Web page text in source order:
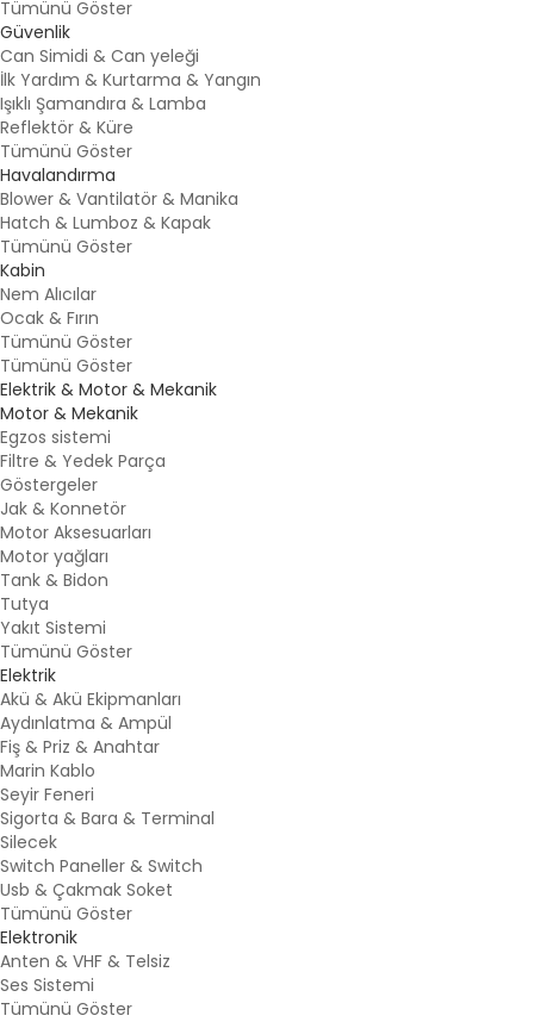
Tümünü Göster
Güvenlik
Can Simidi & Can yeleği
İlk Yardım & Kurtarma & Yangın
Işıklı Şamandıra & Lamba
Reflektör & Küre
Tümünü Göster
Havalandırma
Blower & Vantilatör & Manika
Hatch & Lumboz & Kapak
Tümünü Göster
Kabin
Nem Alıcılar
Ocak & Fırın
Tümünü Göster
Tümünü Göster
Elektrik & Motor & Mekanik
Motor & Mekanik
Egzos sistemi
Filtre & Yedek Parça
Göstergeler
Jak & Konnetör
Motor Aksesuarları
Motor yağları
Tank & Bidon
Tutya
Yakıt Sistemi
Tümünü Göster
Elektrik
Akü & Akü Ekipmanları
Aydınlatma & Ampül
Fiş & Priz & Anahtar
Marin Kablo
Seyir Feneri
Sigorta & Bara & Terminal
Silecek
Switch Paneller & Switch
Usb & Çakmak Soket
Tümünü Göster
Elektronik
Anten & VHF & Telsiz
Ses Sistemi
Tümünü Göster